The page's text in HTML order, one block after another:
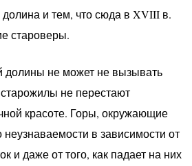
и тем, что сюда в XVIII в.
староверы.
долины не может не вызывать
не перестают
красоте. Горы, окружающие
в зависимости от
и даже от того, как падает на них